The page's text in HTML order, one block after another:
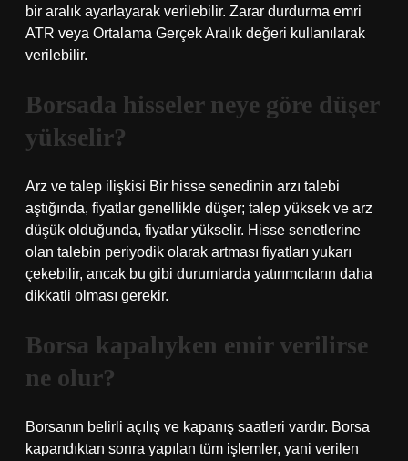
bir aralık ayarlayarak verilebilir. Zarar durdurma emri
ATR veya Ortalama Gerçek Aralık değeri kullanılarak
verilebilir.
Borsada hisseler neye göre düşer
yükselir?
Arz ve talep ilişkisi Bir hisse senedinin arzı talebi
aştığında, fiyatlar genellikle düşer; talep yüksek ve arz
düşük olduğunda, fiyatlar yükselir. Hisse senetlerine
olan talebin periyodik olarak artması fiyatları yukarı
çekebilir, ancak bu gibi durumlarda yatırımcıların daha
dikkatli olması gerekir.
Borsa kapalıyken emir verilirse
ne olur?
Borsanın belirli açılış ve kapanış saatleri vardır. Borsa
kapandıktan sonra yapılan tüm işlemler, yani verilen